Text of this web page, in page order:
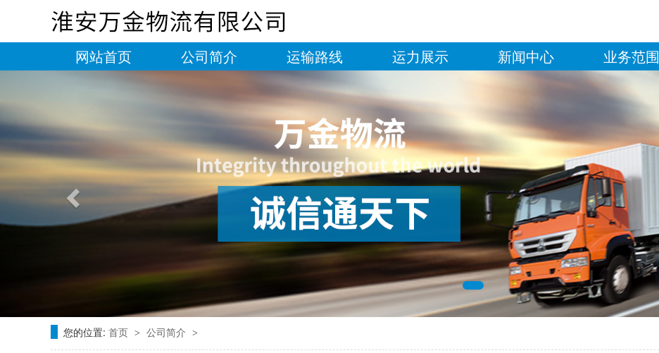
网站首页 公司简介 运输路线 运力展示 新闻中心 业务范围
您的位置: 首页 > 公司简介 >